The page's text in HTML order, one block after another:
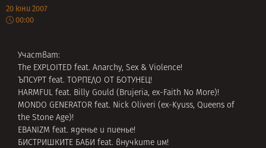
20 юни 2007
00:00
Участват:
The EXPLOITED feat. Anarchy, Sex & Violence!
ЪПСУРТ feat. ТОРПЕДО ОТ БОТУНЕЦ!
HARMFUL feat. Billy Gould (Brujeria, ex-Faith No More)!
MONDO GENERATOR feat. Nick Oliveri (ex-Kyuss, Queens of
the Stone Age)!
EBANIZM feat. яденье и пиенье!
БИСТРИШКИТЕ БАБИ feat. внучките им!